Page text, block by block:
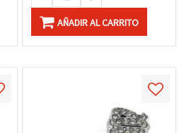
AÑADIR AL CARRITO